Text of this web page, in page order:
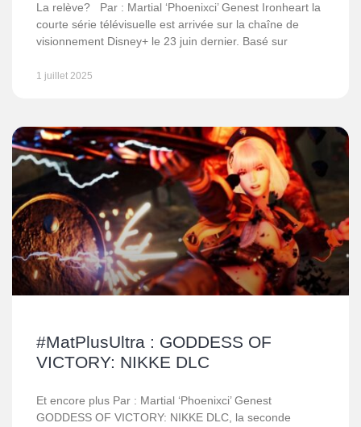
La relève? Par : Martial ‘Phoenixci’ Genest Ironheart la
courte série télévisuelle est arrivée sur la chaîne de
visionnement Disney+ le 23 juin dernier. Basé sur
1 juillet 2025
#MatPlusUltra : GODDESS OF
VICTORY: NIKKE DLC
Et encore plus Par : Martial ‘Phoenixci’ Genest
GODDESS OF VICTORY: NIKKE DLC, la seconde